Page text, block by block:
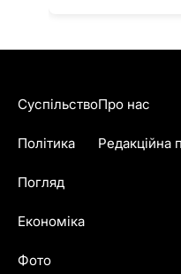
Суспільство
Політика
Погляд
Економіка
Фото
Про нас
Редакційна